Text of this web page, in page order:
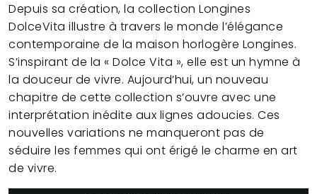
Depuis sa création, la collection Longines
DolceVita illustre à travers le monde l’élégance
contemporaine de la maison horlogère Longines.
S’inspirant de la « Dolce Vita », elle est un hymne à
la douceur de vivre. Aujourd’hui, un nouveau
chapitre de cette collection s’ouvre avec une
interprétation inédite aux lignes adoucies. Ces
nouvelles variations ne manqueront pas de
séduire les femmes qui ont érigé le charme en art
de vivre.